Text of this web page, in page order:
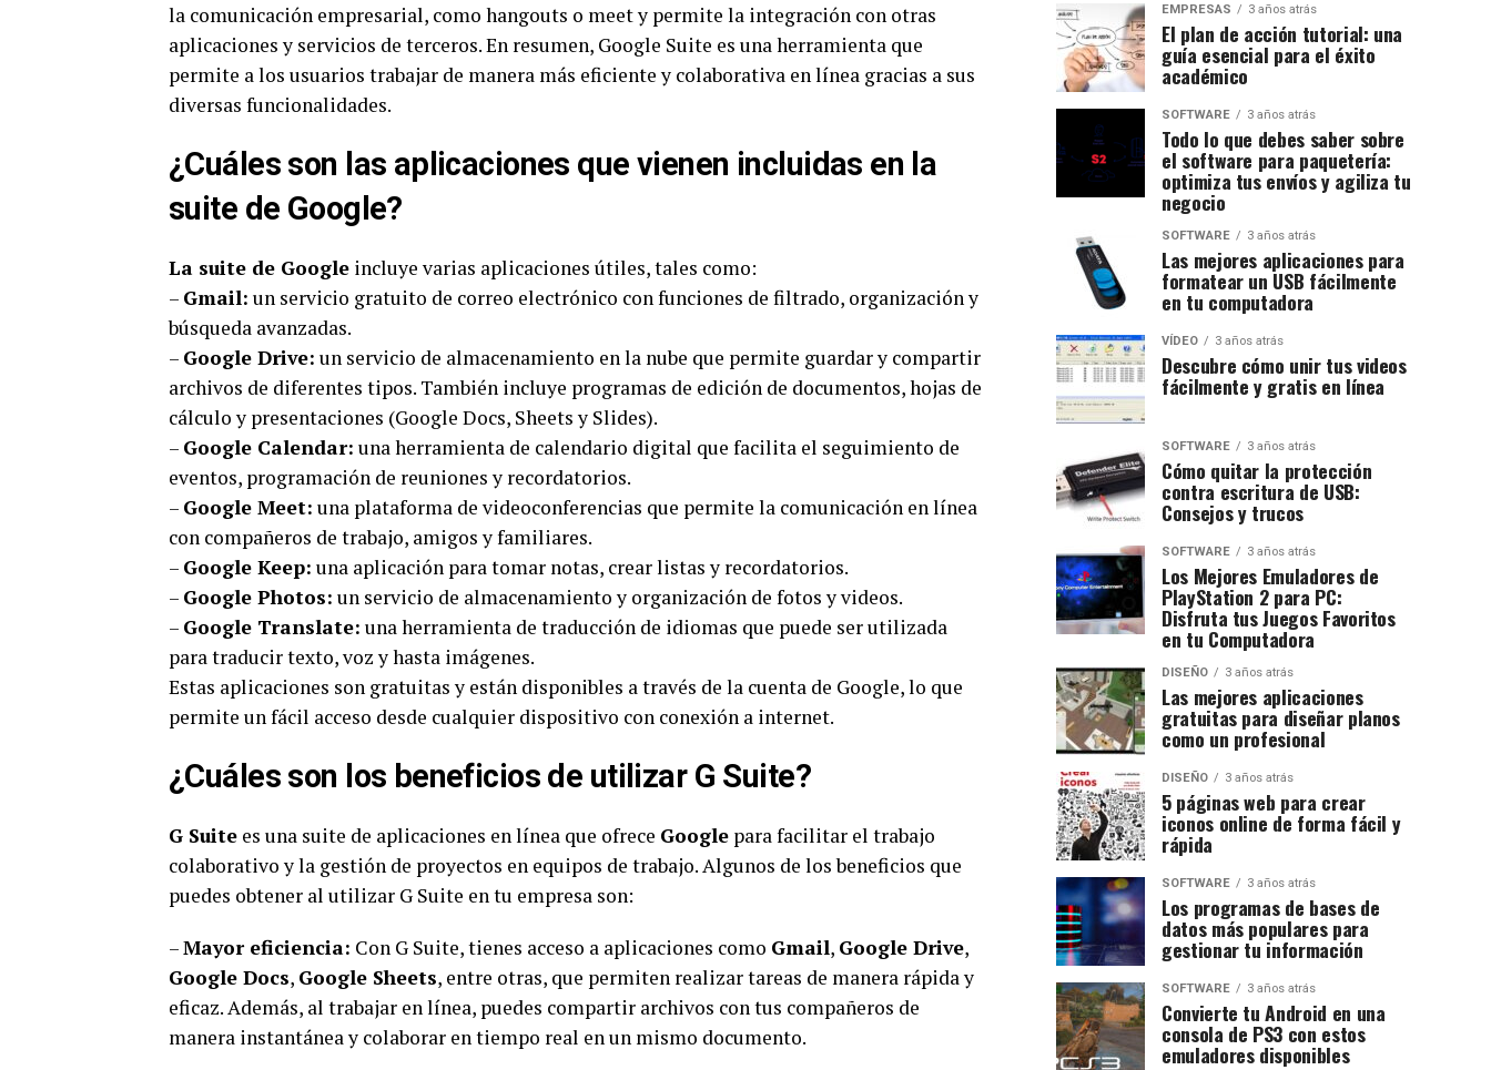
la comunicación empresarial, como hangouts o meet y permite la integración con otras
aplicaciones y servicios de terceros. En resumen, Google Suite es una herramienta que
permite a los usuarios trabajar de manera más eficiente y colaborativa en línea gracias a sus
diversas funcionalidades.
¿Cuáles son las aplicaciones que vienen incluidas en la
suite de Google?
La suite de Google incluye varias aplicaciones útiles, tales como:
– Gmail: un servicio gratuito de correo electrónico con funciones de filtrado, organización y
búsqueda avanzadas.
– Google Drive: un servicio de almacenamiento en la nube que permite guardar y compartir
archivos de diferentes tipos. También incluye programas de edición de documentos, hojas de
cálculo y presentaciones (Google Docs, Sheets y Slides).
– Google Calendar: una herramienta de calendario digital que facilita el seguimiento de
eventos, programación de reuniones y recordatorios.
– Google Meet: una plataforma de videoconferencias que permite la comunicación en línea
con compañeros de trabajo, amigos y familiares.
– Google Keep: una aplicación para tomar notas, crear listas y recordatorios.
– Google Photos: un servicio de almacenamiento y organización de fotos y videos.
– Google Translate: una herramienta de traducción de idiomas que puede ser utilizada
para traducir texto, voz y hasta imágenes.
Estas aplicaciones son gratuitas y están disponibles a través de la cuenta de Google, lo que
permite un fácil acceso desde cualquier dispositivo con conexión a internet.
¿Cuáles son los beneficios de utilizar G Suite?
G Suite es una suite de aplicaciones en línea que ofrece Google para facilitar el trabajo
colaborativo y la gestión de proyectos en equipos de trabajo. Algunos de los beneficios que
puedes obtener al utilizar G Suite en tu empresa son:
–Mayor eficiencia: Con G Suite, tienes acceso a aplicaciones como Gmail, Google Drive,
Google Docs, Google Sheets, entre otras, que permiten realizar tareas de manera rápida y
eficaz. Además, al trabajar en línea, puedes compartir archivos con tus compañeros de
manera instantánea y colaborar en tiempo real en un mismo documento.
EMPRESAS 3 años atrás
El plan de acción tutorial: una
guía esencial para el éxito
académico
SOFTWARE 3 años atrás
Todo lo que debes saber sobre
el software para paquetería:
optimiza tus envíos y agiliza tu
negocio
SOFTWARE 3 años atrás
Las mejores aplicaciones para
formatear un USB fácilmente
en tu computadora
VÍDEO 3 años atrás
Descubre cómo unir tus videos
fácilmente y gratis en línea
SOFTWARE 3 años atrás
Cómo quitar la protección
contra escritura de USB:
Consejos y trucos
SOFTWARE 3 años atrás
Los Mejores Emuladores de
PlayStation 2 para PC:
Disfruta tus Juegos Favoritos
en tu Computadora
DISEÑO 3 años atrás
Las mejores aplicaciones
gratuitas para diseñar planos
como un profesional
DISEÑO 3 años atrás
5 páginas web para crear
iconos online de forma fácil y
rápida
SOFTWARE 3 años atrás
Los programas de bases de
datos más populares para
gestionar tu información
SOFTWARE 3 años atrás
Convierte tu Android en una
consola de PS3 con estos
emuladores disponibles